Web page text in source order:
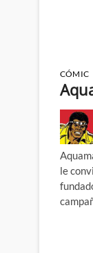
CÓMIC
le